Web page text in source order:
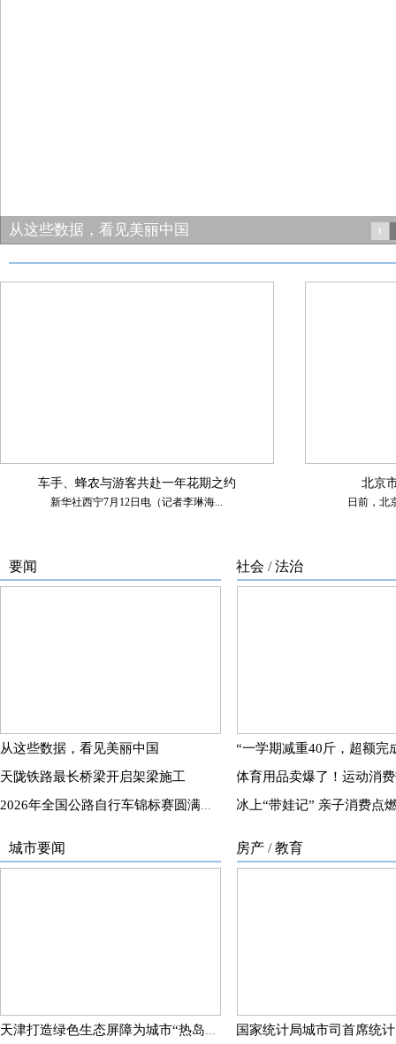
从这些数据，看见美丽中国 1
车手、蜂农与游客共赴一年花期之约
新华社西宁7月12日电（记者李琳海...
北京
日前，北
要闻
从这些数据，看见美丽中国
天陇铁路最长桥梁开启架梁施工
2026年全国公路自行车锦标赛圆满落幕
社会 /法治
城市要闻
天津打造绿色生态屏障为城市“热岛”降温
房产 /教育